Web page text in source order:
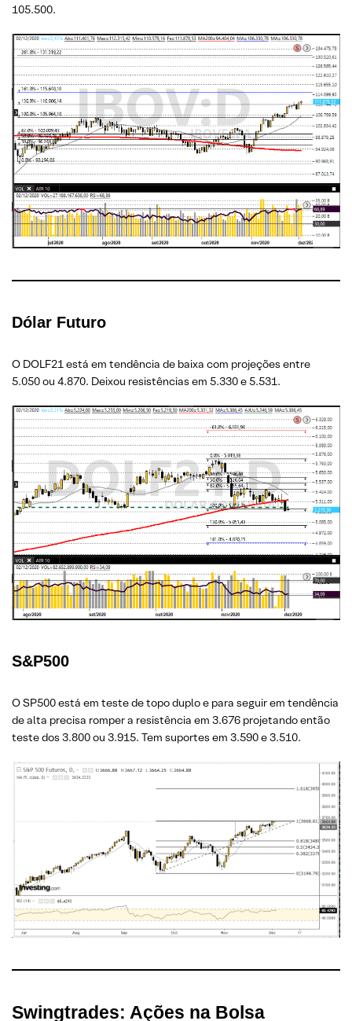
105.500.
Dólar Futuro
O DOLF21 está em tendência de baixa com projeções entre
5.050 ou 4.870. Deixou resistências em 5.330 e 5.531.
S&P500
O SP500 está em teste de topo duplo e para seguir em tendência
de alta precisa romper a resistência em 3.676 projetando então
teste dos 3.800 ou 3.915. Tem suportes em 3.590 e 3.510.
Swingtrades: Ações na Bolsa